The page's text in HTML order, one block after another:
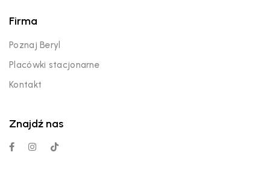
Firma
Poznaj Beryl
Placówki stacjonarne
Kontakt
Znajdź nas